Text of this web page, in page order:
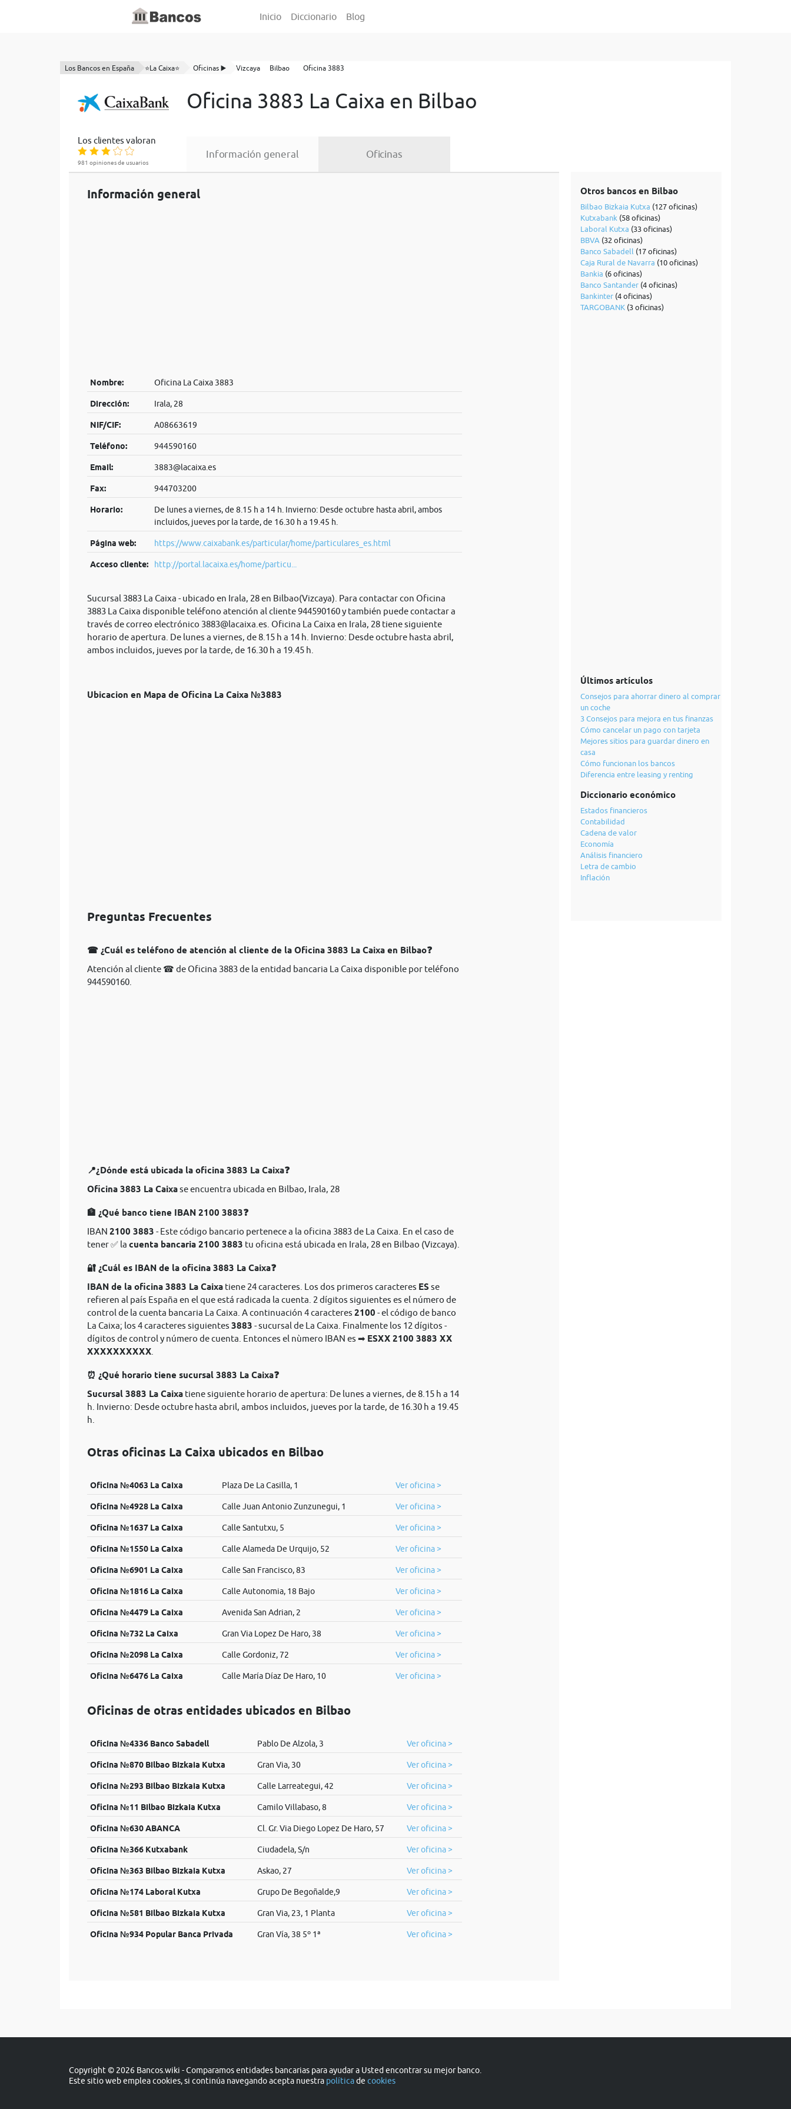
Inicio Diccionario Blog
Los Bancos en España ⭐La Caixa⭐ Oficinas ▶️ Vizcaya Bilbao Oficina 3883
Oficina 3883 La Caixa en Bilbao
Los clientes valoran
981 opiniones de usuarios
Información general Oficinas
Información general
Nombre: Oficina La Caixa 3883
Dirección: Irala, 28
NIF/CIF: A08663619
Teléfono: 944590160
Email: 3883@lacaixa.es
Fax: 944703200
Horario:
De lunes a viernes, de 8.15 h a 14 h. Invierno: Desde octubre hasta abril, ambos
incluidos, jueves por la tarde, de 16.30 h a 19.45 h.
Página web: https://www.caixabank.es/particular/home/particulares_es.html
Acceso cliente: http://portal.lacaixa.es/home/particu...
Sucursal 3883 La Caixa - ubicado en Irala, 28 en Bilbao(Vizcaya). Para contactar con Oficina
3883 La Caixa disponible teléfono atención al cliente 944590160 y también puede contactar a
través de correo electrónico 3883@lacaixa.es . Oficina La Caixa en Irala, 28 tiene siguiente
horario de apertura. De lunes a viernes, de 8.15 h a 14 h. Invierno: Desde octubre hasta abril,
ambos incluidos, jueves por la tarde, de 16.30 h a 19.45 h.
Ubicacion en Mapa de Oficina La Caixa №3883
Preguntas Frecuentes
☎ ¿Cuál es teléfono de atención al cliente de la Oficina 3883 La Caixa en Bilbao❓
Atención al cliente ☎ de Oficina 3883 de la entidad bancaria La Caixa disponible por teléfono
944590160.
📍¿Dónde está ubicada la oficina 3883 La Caixa❓
Oficina 3883 La Caixase encuentra ubicada en Bilbao, Irala, 28
🏦 ¿Qué banco tiene IBAN 2100 3883❓
IBAN 2100 3883 - Este código bancario pertenece a la oficina 3883 de La Caixa. En el caso de
tener ✅ la cuenta bancaria 2100 3883 tu oficina está ubicada en Irala, 28 en Bilbao (Vizcaya).
🔐 ¿Cuál es IBAN de la oficina 3883 La Caixa❓
IBAN de la oficina 3883 La Caixa tiene 24 caracteres. Los dos primeros caracteres ES se
refieren al país España en el que está radicada la cuenta. 2 dígitos siguientes es el número de
control de la cuenta bancaria La Caixa. A continuación 4 caracteres 2100 - el código de banco
La Caixa; los 4 caracteres siguientes 3883 - sucursal de La Caixa. Finalmente los 12 dígitos -
dígitos de control y número de cuenta. Entonces el nùmero IBAN es ➡ ESXX 2100 3883 XX
XXXXXXXXXX
⏰ ¿Qué horario tiene sucursal 3883 La Caixa❓
Sucursal 3883 La Caixa tiene siguiente horario de apertura: De lunes a viernes, de 8.15 h a 14
h. Invierno: Desde octubre hasta abril, ambos incluidos, jueves por la tarde, de 16.30 h a 19.45
h.
Otras oficinas La Caixa ubicados en Bilbao
Oficina №4063 La Caixa Plaza De La Casilla, 1 Ver oficina >
Oficina №4928 La Caixa Calle Juan Antonio Zunzunegui, 1 Ver oficina >
Oficina №1637 La Caixa Calle Santutxu, 5 Ver oficina >
Oficina №1550 La Caixa Calle Alameda De Urquijo, 52 Ver oficina >
Oficina №6901 La Caixa Calle San Francisco, 83 Ver oficina >
Oficina №1816 La Caixa Calle Autonomia, 18 Bajo Ver oficina >
Oficina №4479 La Caixa Avenida San Adrian, 2 Ver oficina >
Oficina №732 La Caixa Gran Via Lopez De Haro, 38 Ver oficina >
Oficina №2098 La Caixa Calle Gordoniz, 72 Ver oficina >
Oficina №6476 La Caixa Calle María Díaz De Haro, 10 Ver oficina >
Oficinas de otras entidades ubicados en Bilbao
Oficina №4336 Banco Sabadell Pablo De Alzola, 3 Ver oficina >
Oficina №870 Bilbao Bizkaia Kutxa Gran Via, 30 Ver oficina >
Oficina №293 Bilbao Bizkaia Kutxa Calle Larreategui, 42 Ver oficina >
Oficina №11 Bilbao Bizkaia Kutxa Camilo Villabaso, 8 Ver oficina >
Oficina №630 ABANCA Cl. Gr. Via Diego Lopez De Haro, 57 Ver oficina >
Oficina №366 Kutxabank Ciudadela, S/n Ver oficina >
Oficina №363 Bilbao Bizkaia Kutxa Askao, 27 Ver oficina >
Oficina №174 Laboral Kutxa Grupo De Begoñalde,9 Ver oficina >
Oficina №581 Bilbao Bizkaia Kutxa Gran Via, 23, 1 Planta Ver oficina >
Oficina №934 Popular Banca Privada Gran Vía, 38 5º 1ª Ver oficina >
Otros bancos en Bilbao
Bilbao Bizkaia Kutxa (127 oficinas)
Kutxabank (58 oficinas)
Laboral Kutxa (33 oficinas)
BBVA (32 oficinas)
Banco Sabadell (17 oficinas)
Caja Rural de Navarra (10 oficinas)
Bankia (6 oficinas)
Banco Santander(4 oficinas)
Bankinter(4 oficinas)
TARGOBANK(3 oficinas)
Últimos artículos
Consejos para ahorrar dinero al comprar
un coche
3 Consejos para mejora en tus finanzas
Cómo cancelar un pago con tarjeta
Mejores sitios para guardar dinero en
casa
Cómo funcionan los bancos
Diferencia entre leasing y renting
Diccionario económico
Estados financieros
Contabilidad
Cadena de valor
Economía
Análisis financiero
Letra de cambio
Inflación
Copyright © 2026 Bancos.wiki - Comparamos entidades bancarias para ayudar a Usted encontrar su mejor banco.
Este sitio web emplea cookies, si continúa navegando acepta nuestra políticade cookies